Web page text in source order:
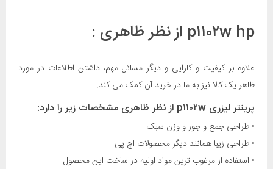
p۱۱۰۲w hp از نظر ظاهری :
علاوه بر کیفیت و کارایی و دیگر مسائل مهم، داشتن اطلاعات در مورد
ظاهر یک کالا نیز به ما در خرید آن کمک می کند.
پرینتر لیزری p۱۱۰۲w از نظر ظاهری مشخصات زیر را دارد:
• طراحی جمع و جور و وزن سبک
• طراحی زیبا همانند دیگر محصولات اچ پی
• استفاده از مرغوب ترین مواد اولیه در ساخت این محصول